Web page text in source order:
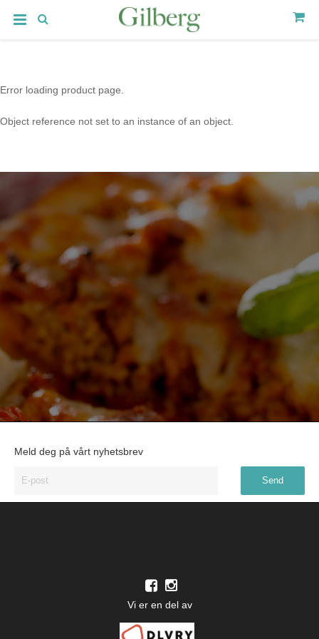
Error loading product page.
Object reference not set to an instance of an object.
Meld deg på vårt nyhetsbrev
Vi er en del av